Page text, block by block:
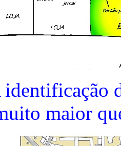
identificação
maior